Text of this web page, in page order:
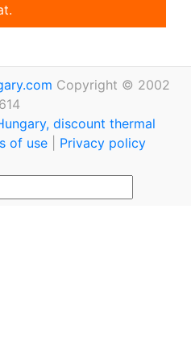
Copyright © 2002
discount thermal
of use Privacy policy